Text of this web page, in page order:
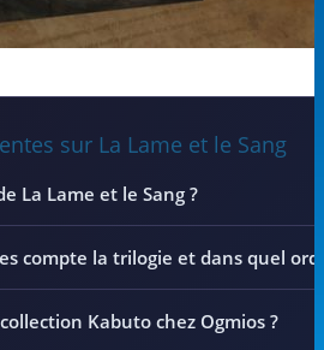
sur La Lame et le Sang
La Lame et le Sang ?
compte la trilogie et dans quel
Kabuto chez Ogmios ?